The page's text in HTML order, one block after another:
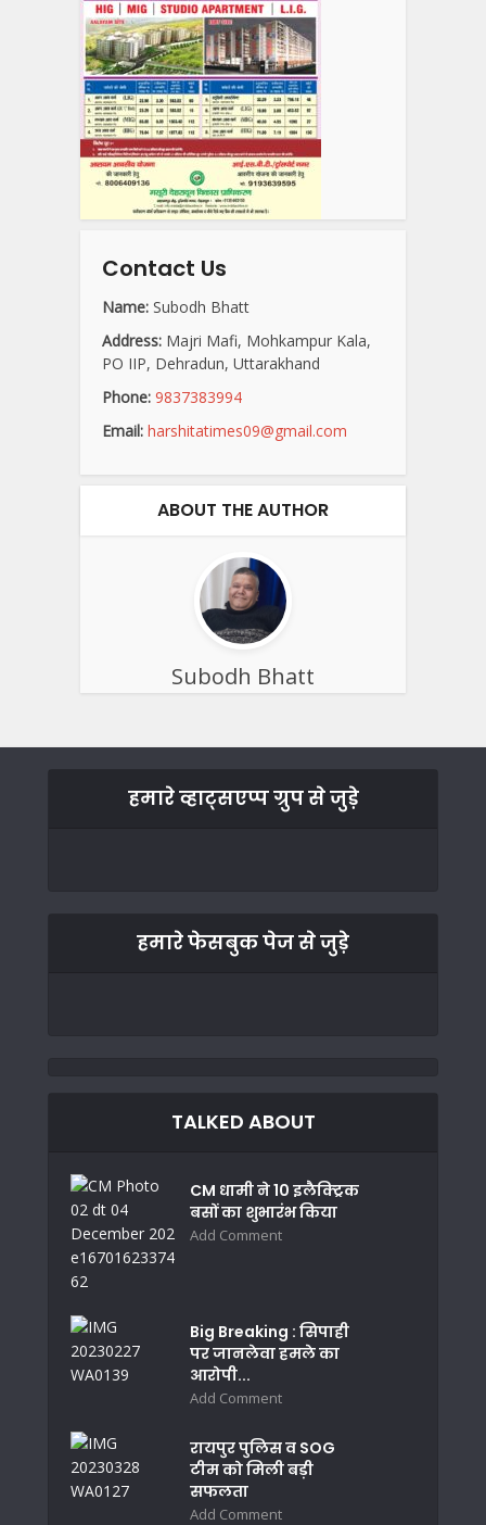
Contact Us
Name: Subodh Bhatt
Address: Majri Mafi, Mohkampur Kala,
PO IIP, Dehradun, Uttarakhand
Phone: 9837383994
Email: harshitatimes09@gmail.com
ABOUT THE AUTHOR
Subodh Bhatt
हमारे व्हाट्सएप्प ग्रुप से जुड़े
हमारे फेसबुक पेज से जुड़े
TALKED ABOUT
CM धामी ने 10 इलैक्ट्रिक
बसों का शुभारंभ किया
Add Comment
Big Breaking : सिपाही
पर जानलेवा हमले का
आरोपी...
Add Comment
रायपुर पुलिस व SOG
टीम को मिली बड़ी
सफलता
Add Comment